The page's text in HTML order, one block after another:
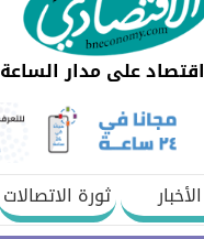
اقتصاد على مدار الساعة
الأخبار
ثورة الاتصالات